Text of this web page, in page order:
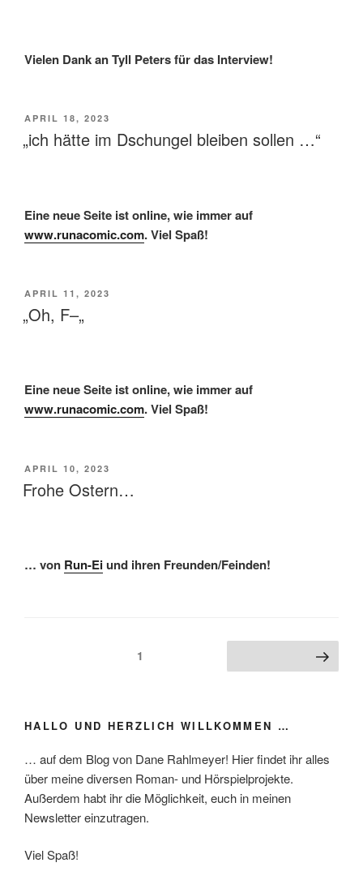
Vielen Dank an Tyll Peters für das Interview!
VERÖFFENTLICHT
AM
APRIL 18, 2023
„ich hätte im Dschungel bleiben sollen …“
Eine neue Seite ist online, wie immer auf
www.runacomic.com. Viel Spaß!
VERÖFFENTLICHT
AM
APRIL 11, 2023
„Oh, F–„
Eine neue Seite ist online, wie immer auf
www.runacomic.com. Viel Spaß!
VERÖFFENTLICHT
AM
APRIL 10, 2023
Frohe Ostern…
… von Run-Eiund ihren Freunden/Feinden!
Beitragsnavigation
1 Nächste Seite
HALLO UND HERZLICH WILLKOMMEN …
… auf dem Blog von Dane Rahlmeyer! Hier findet ihr alles
über meine diversen Roman- und Hörspielprojekte.
Außerdem habt ihr die Möglichkeit, euch in meinen
Newsletter einzutragen.
Viel Spaß!